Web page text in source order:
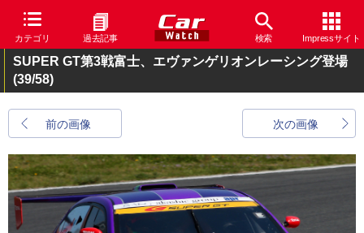
カテゴリ 過去記事 検索 Impressサイト
SUPER GT第3戦富士、エヴァンゲリオンレーシング登場
(39/58)
前の画像 次の画像